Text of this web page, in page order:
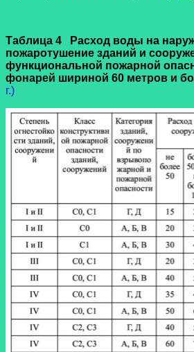
Таблица 4 Расход воды на
пожаротушение зданий и
функциональной пожарной
фонарей шириной 60 метров и
г.)